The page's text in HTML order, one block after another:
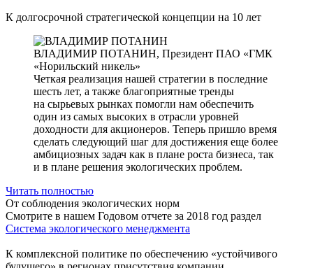
К долгосрочной стратегической концепции на 10 лет
ВЛАДИМИР ПОТАНИН, Президент ПАО «ГМК
«Норильский никель»
Четкая реализация нашей стратегии в последние
шесть лет, а также благоприятные тренды
на сырьевых рынках помогли нам обеспечить
один из самых высоких в отрасли уровней
доходности для акционеров. Теперь пришло время
сделать следующий шаг для достижения еще более
амбициозных задач как в плане роста бизнеса, так
и в плане решения экологических проблем.
Читать полностью
От соблюдения экологических норм
Смотрите в нашем Годовом отчете за 2018 год раздел
Система экологического менеджмента
К комплексной политике по обеспечению «устойчивого